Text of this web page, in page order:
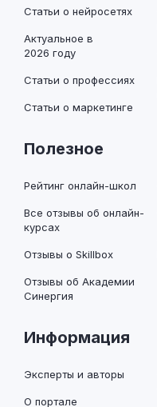
Статьи о нейросетях
Актуальное в
2026 году
Статьи о профессиях
Статьи о маркетинге
Полезное
Рейтинг онлайн-школ
Все отзывы об онлайн-
курсах
Отзывы о Skillbox
Отзывы об Академии
Синергия
Информация
Эксперты и авторы
О портале